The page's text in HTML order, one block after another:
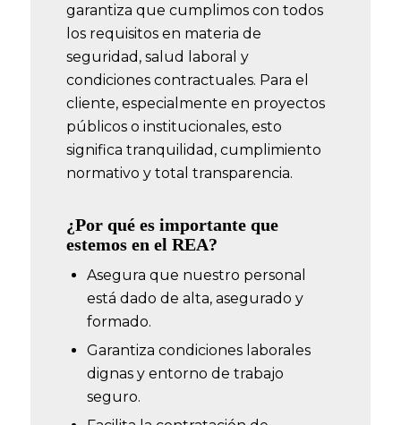
garantiza que cumplimos con todos
los requisitos en materia de
seguridad, salud laboral y
condiciones contractuales. Para el
cliente, especialmente en proyectos
públicos o institucionales, esto
significa tranquilidad, cumplimiento
normativo y total transparencia.
¿Por qué es importante que
estemos en el REA?
Asegura que nuestro personal
está dado de alta, asegurado y
formado.
Garantiza condiciones laborales
dignas y entorno de trabajo
seguro.